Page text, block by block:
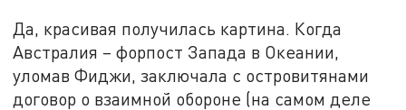
Да, красивая получилась картина. Когда
Австралия – форпост Запада в Океании,
уломав Фиджи, заключала с островитянами
договор о взаимной обороне (на самом деле